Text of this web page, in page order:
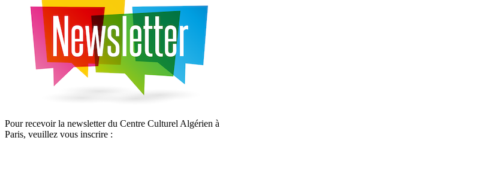
Pour recevoir la newsletter du Centre Culturel Algérien à
Paris, veuillez vous inscrire :